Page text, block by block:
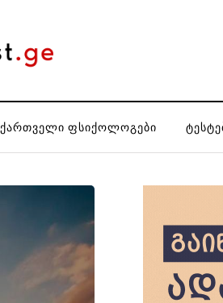
ᲥᲐᲠᲗᲕᲔᲚᲘ ᲤᲡᲘᲥᲝᲚᲝᲒᲔᲑᲘ